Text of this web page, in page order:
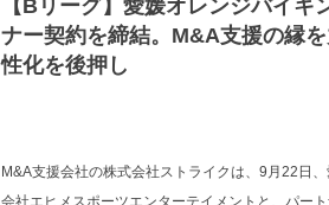
【Bリーグ】愛媛オレンジバイ
ナー契約を締結。M&A支援の縁
性化を後押し
M&A支援会社の株式会社ストライクは、9月22日
会社エヒメスポーツエンターテイメントと、パー